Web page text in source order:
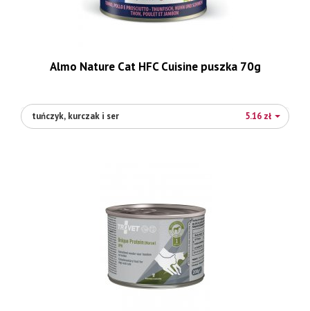
Almo Nature Cat HFC Cuisine puszka 70g
tuńczyk, kurczak i ser 5.16 zł